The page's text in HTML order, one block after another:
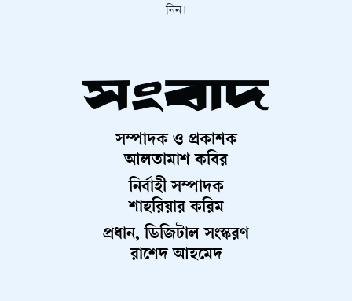
নিন।
সম্পাদক ও প্রকাশক
আলতামাশ কবির
নির্বাহী সম্পাদক
শাহরিয়ার করিম
প্রধান, ডিজিটাল সংস্করণ
রাশেদ আহমেদ